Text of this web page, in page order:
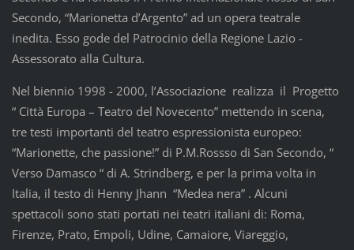
Secondo, “Marionetta d’Argento” ad un opera teatrale
inedita. Esso gode del Patrocinio della Regione Lazio -
Assessorato alla Cultura.
Nel biennio 1998 - 2000, l’Associazione realizza il Progetto
“ Città Europa – Teatro del Novecento” mettendo in scena,
tre testi importanti del teatro espressionista europeo:
“Marionette, che passione!” di P.M.Rossso di San Secondo, “
Verso Damasco “ di A. Strindberg, e per la prima volta in
Italia, il testo di Henny Jhann “Medea nera” . Alcuni
spettacoli sono stati portati nei teatri italiani di: Roma,
Firenze, Prato, Empoli, Udine, Camaiore, Viareggio,